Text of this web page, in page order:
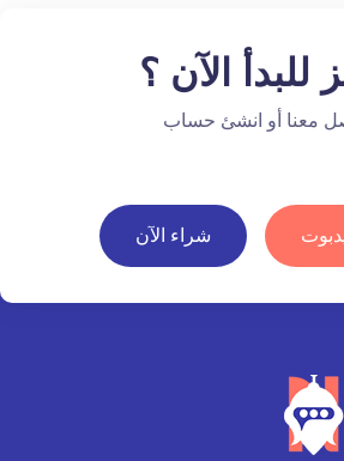
للبدأ الآن ؟
معنا أو انشئ حساب
شراء الآن